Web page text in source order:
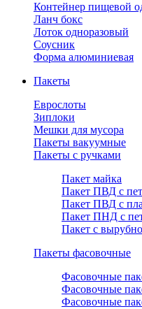
Контейнер пищевой
Ланч бокс
Лоток одноразовый
Соусник
Форма алюминиевая
Пакеты
Еврослоты
Зиплоки
Мешки для мусора
Пакеты вакуумные
Пакеты с ручками
Пакет майка
Пакет ПВД с
Пакет ПВД с
Пакет ПНД с
Пакет с
Пакеты фасовочные
Фасовочные
Фасовочные
Фасовочные